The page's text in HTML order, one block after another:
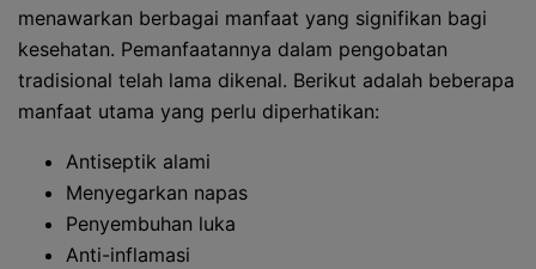
menawarkan berbagai manfaat yang signifikan bagi
kesehatan. Pemanfaatannya dalam pengobatan
tradisional telah lama dikenal. Berikut adalah beberapa
manfaat utama yang perlu diperhatikan:
Antiseptik alami
Menyegarkan napas
Penyembuhan luka
Anti-inflamasi